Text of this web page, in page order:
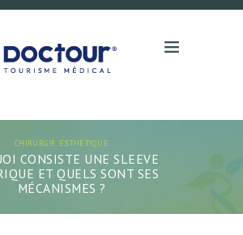
CHIRURGIE ESTHÉTIQUE
CONSISTE UNE SLEEVE
ET QUELS SONT SES
MÉCANISMES ?